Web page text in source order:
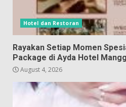
Hotel dan Restoran
Rayakan Setiap Momen
Package di Ayda Hotel
August 4, 2026